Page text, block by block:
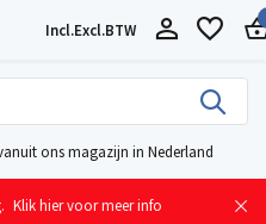
Incl.Excl.BTW
ons magazijn in Nederland
Klik hier voor meer info